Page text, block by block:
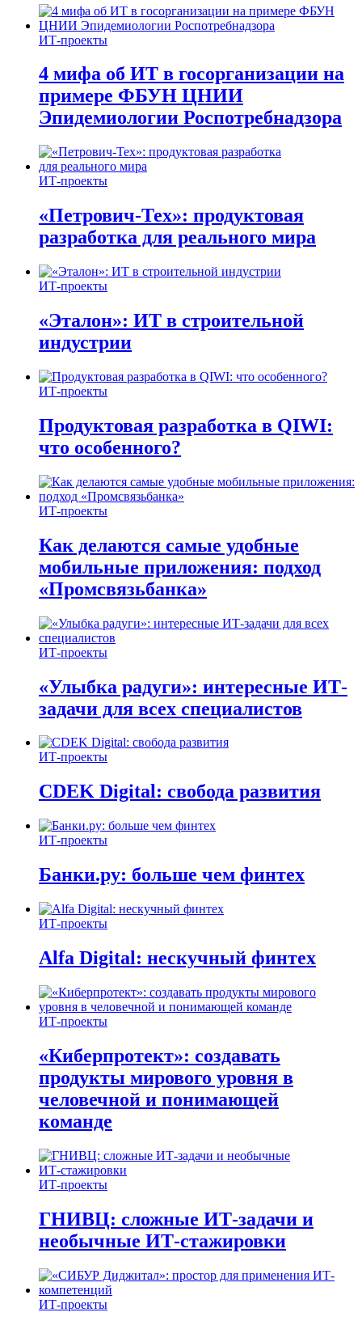
ИТ-проекты
4 мифа об ИТ в госорганизации на
примере ФБУН ЦНИИ
Эпидемиологии Роспотребнадзора
ИТ-проекты
«Петрович-Тех»: продуктовая
разработка для реального мира
ИТ-проекты
«Эталон»: ИТ в строительной
индустрии
ИТ-проекты
Продуктовая разработка в QIWI:
что особенного?
ИТ-проекты
Как делаются самые удобные
мобильные приложения: подход
«Промсвязьбанка»
ИТ-проекты
«Улыбка радуги»: интересные ИТ-
задачи для всех специалистов
ИТ-проекты
CDEK Digital: свобода развития
ИТ-проекты
Банки.ру: больше чем финтех
ИТ-проекты
Alfa Digital: нескучный финтех
ИТ-проекты
«Киберпротект»: создавать
продукты мирового уровня в
человечной и понимающей
команде
ИТ-проекты
ГНИВЦ: сложные ИТ‑задачи и
необычные ИТ‑стажировки
ИТ-проекты